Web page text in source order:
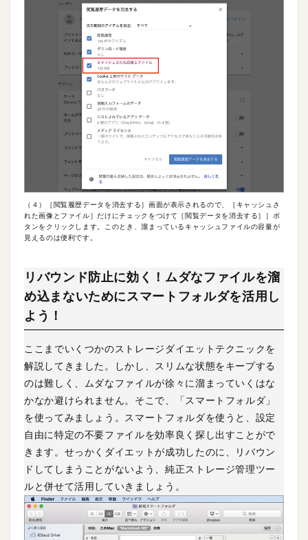
（４）［閲覧履歴データを消去する］画面が表示されるので、［キャッシュさ
れた画像とファイル］だけにチェックをつけて［閲覧データを消去する］］ボ
タンをクリックします。このとき、溜まっているキャッシュファイルの容量が
見えるのは便利です。
リバウンド防止に効く！ムダなファイルを溜
め込まないためにスマートフォルダを活用し
よう！
ここまでいくつかのストレージダイエットテクニックを
解説してきました。しかし、スリムな状態をキープする
のは難しく、ムダなファイルが徐々に溜まっていくはな
かなか避けられません。そこで、「スマートフォルダ」
を使ってみましょう。スマートフォルダを使うと、設定
自由に特定の不要ファイルを効率良く探し出すことがで
きます。せっかくダイエットが成功したのに、リバウン
ドしてしまうことがないよう、純正ストレージ管理ツー
ルと併せて活用していきましょう。